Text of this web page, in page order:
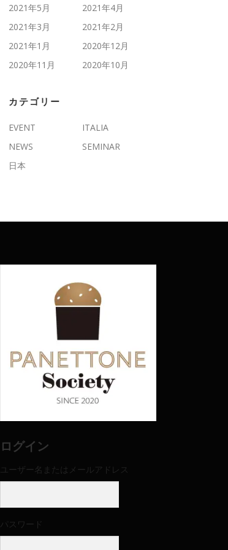
2021年5月
2021年4月
2021年3月
2021年2月
2021年1月
2020年12月
2020年11月
2020年10月
カテゴリー
EVENT
ITALIA
NEWS
SEMINAR
日本
ログイン
ユーザー名またはメールアドレス
パスワード